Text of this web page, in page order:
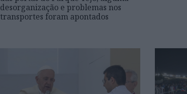
desorganização e problemas nos
transportes foram apontados